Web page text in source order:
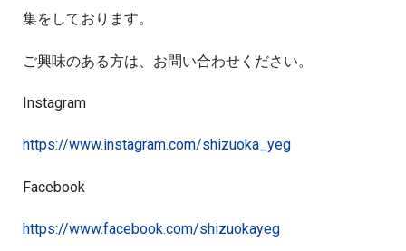
集をしております。
ご興味のある方は、お問い合わせください。
Instagram
https://www.instagram.com/shizuoka_yeg
Facebook
https://www.facebook.com/shizuokayeg